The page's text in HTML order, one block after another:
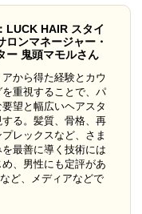
LUCK HAIR スタイ
ロンマネージャー・
ー 鬼頭マモルさん
から得た経験とカウ
を重視することで、パ
望と幅広いヘアスタ
する。髪質、骨格、再
レックスなど、さま
最善に導く技術には
、男性にも定評があ
ど、メディアなどで